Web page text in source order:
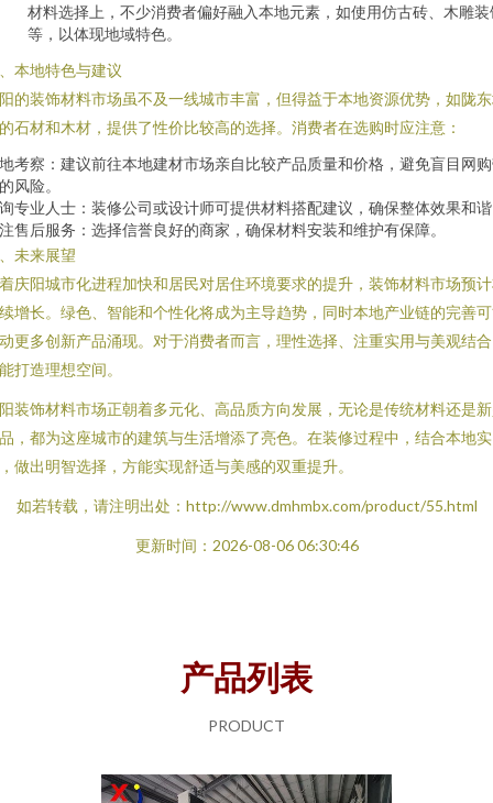
材料选择上，不少消费者偏好融入本地元素，如使用仿古砖、木雕装
等，以体现地域特色。
本地特色与建议
的装饰材料市场虽不及一线城市丰富，但得益于本地资源优势，如陇
石材和木材，提供了性价比较高的选择。消费者在选购时应注意：
考察：建议前往本地建材市场亲自比较产品质量和价格，避免盲目网
风险。
专业人士：装修公司或设计师可提供材料搭配建议，确保整体效果和
售后服务：选择信誉良好的商家，确保材料安装和维护有保障。
未来展望
庆阳城市化进程加快和居民对居住环境要求的提升，装饰材料市场预
增长。绿色、智能和个性化将成为主导趋势，同时本地产业链的完善
更多创新产品涌现。对于消费者而言，理性选择、注重实用与美观结
打造理想空间。
装饰材料市场正朝着多元化、高品质方向发展，无论是传统材料还是
，都为这座城市的建筑与生活增添了亮色。在装修过程中，结合本地实
做出明智选择，方能实现舒适与美感的双重提升。
如若转载，请注明出处：http://www.dmhmbx.com/product/55.html
更新时间：2026-08-06 06:30:46
产品列表
PRODUCT